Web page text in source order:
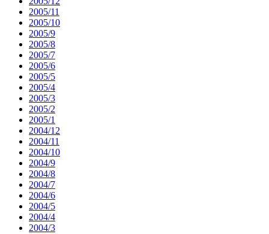
2005/11
2005/10
2005/9
2005/8
2005/7
2005/6
2005/5
2005/4
2005/3
2005/2
2005/1
2004/12
2004/11
2004/10
2004/9
2004/8
2004/7
2004/6
2004/5
2004/4
2004/3